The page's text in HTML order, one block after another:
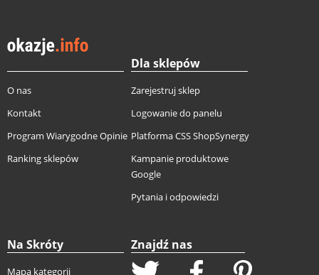
O nas
Kontakt
Program Wiarygodne Opinie
Ranking sklepów
Dla sklepów
Zarejestruj sklep
Logowanie do panelu
Platforma CSS ShopSynergy
Kampanie produktowe
Google
Pytania i odpowiedzi
Na Skróty
Mapa kategorii
Znajdź nas